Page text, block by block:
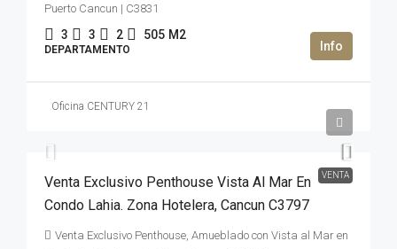
Puerto Cancun | C3831
3 3 2 505 M2
DEPARTAMENTO
Oficina CENTURY 21
VENTA
Venta Exclusivo Penthouse Vista Al Mar En
Condo Lahia. Zona Hotelera, Cancun C3797
Venta Exclusivo Penthouse, Amueblado con Vista al Mar en